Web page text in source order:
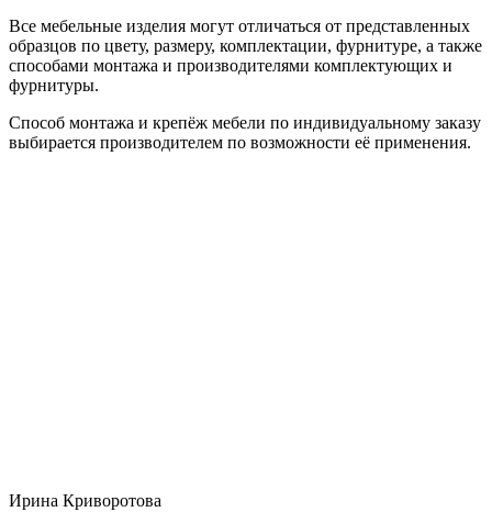
Все мебельные изделия могут отличаться от представленных
образцов по цвету, размеру, комплектации, фурнитуре, а также
способами монтажа и производителями комплектующих и
фурнитуры.
Способ монтажа и крепёж мебели по индивидуальному заказу
выбирается производителем по возможности её применения.
Ирина Криворотова